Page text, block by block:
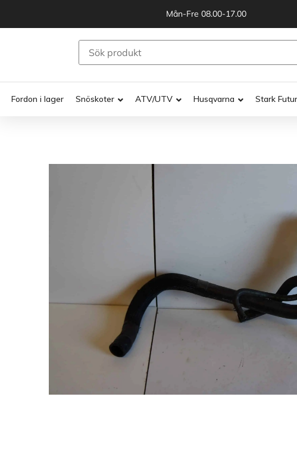
Mån-Fre 08.00-17.00
Fordon i lager Snöskoter ATV/UTV Husqvarna Stark